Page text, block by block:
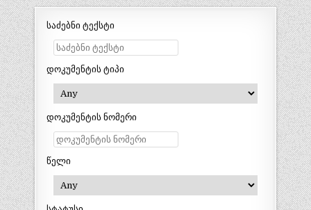
საძებნი ტექსტი
დოკუმენტის ტიპი
დოკუმენტის ნომერი
წელი